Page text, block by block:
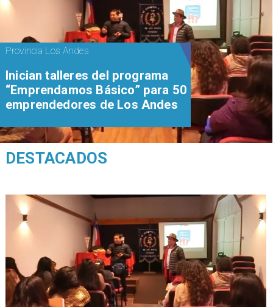
Provincia Los Andes
Inician talleres del programa
“Emprendamos Básico” para 50
emprendedores de Los Andes
DESTACADOS